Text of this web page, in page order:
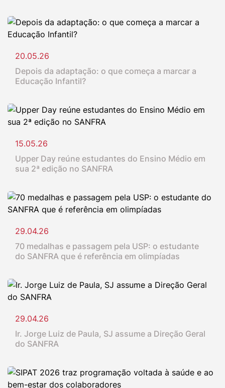
20.05.26
Depois da adaptação: o que começa a marcar a
Educação Infantil?
15.05.26
Upper Day reúne estudantes do Ensino Médio em
sua 2ª edição no SANFRA
29.04.26
70 medalhas e passagem pela USP: o estudante
do SANFRA que é referência em olimpíadas
29.04.26
Ir. Jorge Luiz de Paula, SJ assume a Direção Geral
do SANFRA